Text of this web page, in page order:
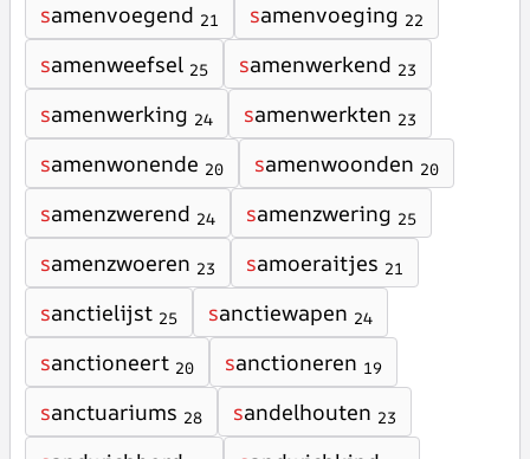
samenvoegend 21 samenvoeging 22
samenweefsel 25 samenwerkend 23
samenwerking 24 samenwerkten 23
samenwonende 20 samenwoonden 20
samenzwerend 24 samenzwering 25
samenzwoeren 23 samoeraitjes 21
sanctielijst 25 sanctiewapen 24
sanctioneert 20 sanctioneren 19
sanctuariums 28 sandelhouten 23